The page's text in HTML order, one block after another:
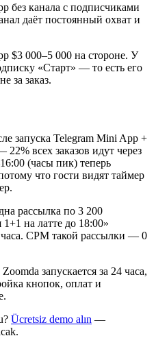
без канала с подписчиками
даёт постоянный охват и
$3 000–5 000 на стороне. У
«Старт» — то есть его
за заказ.
запуска Telegram Mini App +
всех заказов идут через
(часы пик) теперь
что гости видят таймер
рассылка по 3 200
на латте до 18:00»
CPM такой рассылки — 0
запускается за 24 часа,
кнопок, оплат и
Ücretsiz demo alın —